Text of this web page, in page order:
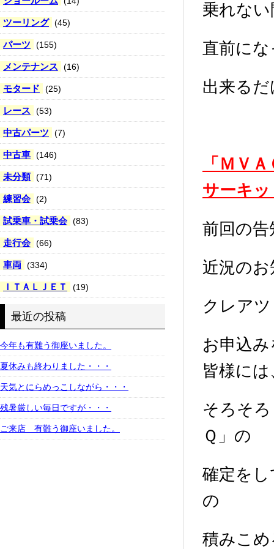
ツーリング (45)
パーツ (155)
メンテナンス (16)
モタード (25)
レース (53)
中古パーツ (7)
中古車 (146)
未分類 (71)
練習会 (2)
試乗車・試乗会 (83)
走行会 (66)
車両 (334)
ＩＴＡＬＪＥＴ (19)
最近の投稿
今年も有難う御座いました。
夏休みも終わりました・・・
天気とにらめっこしながら・・・
残暑厳しい毎日ですが・・・
ご来店 有難う御座いました。
乗れな
直前に
出来る
「ＭＶ
サーキ
前回の
近況の
クレア
お申込
皆様には
そろそ
Ｑ」の
確定を
の
積みこ